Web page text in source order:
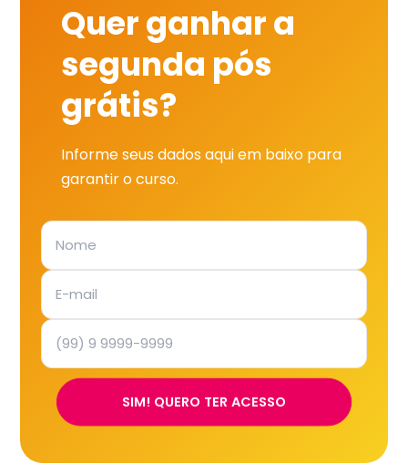
Quer ganhar a
segunda pós
grátis?
Informe seus dados aqui em baixo para
garantir o curso.
SIM! QUERO TER ACESSO